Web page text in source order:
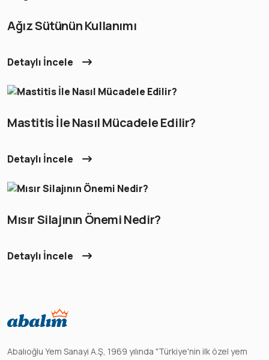
Ağız Sütünün Kullanımı
Detaylı İncele
Mastitis İle Nasıl Mücadele Edilir?
Detaylı İncele
Mısır Silajının Önemi Nedir?
Detaylı İncele
Abalıoğlu Yem Sanayi A.Ş, 1969 yılında "Türkiye'nin ilk özel yem